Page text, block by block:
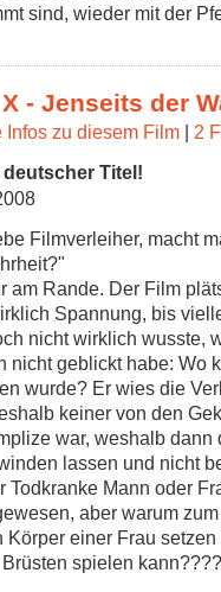
sind, wieder mit der
- Jenseits der
Infos zu diesem Film
2
Titel!
Filmverleiher, macht
am Rande. Der Film
Spannung, bis
nicht wirklich wusste,
nicht geblickt habe: Wo
wurde? Er wies die
keiner von den
war, weshalb dann
lassen und nicht
Todkranke Mann oder
aber warum
Körper einer Frau
spielen kann????